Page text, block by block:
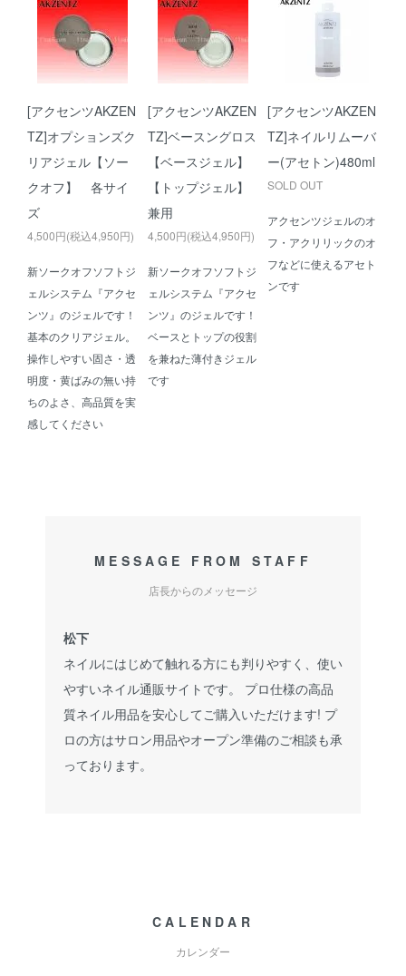
[アクセンツAKZEN
TZ]オプションズク
リアジェル【ソー
クオフ】 各サイ
ズ
4,500円(税込4,950円)
新ソークオフソフトジ
ェルシステム『アクセ
ンツ』のジェルです！
基本のクリアジェル。
操作しやすい固さ・透
明度・黄ばみの無い持
ちのよさ、高品質を実
感してください
[アクセンツAKZEN
TZ]ベースングロス
【ベースジェル】
【トップジェル】
兼用
4,500円(税込4,950円)
新ソークオフソフトジ
ェルシステム『アクセ
ンツ』のジェルです！
ベースとトップの役割
を兼ねた薄付きジェル
です
[アクセンツAKZEN
TZ]ネイルリムーバ
ー(アセトン)480ml
SOLD OUT
アクセンツジェルのオ
フ・アクリリックのオ
フなどに使えるアセト
ンです
MESSAGE FROM STAFF
店長からのメッセージ
松下
ネイルにはじめて触れる方にも判りやすく、使い
やすいネイル通販サイトです。 プロ仕様の高品
質ネイル用品を安心してご購入いただけます! プ
ロの方はサロン用品やオープン準備のご相談も承
っております。
CALENDAR
カレンダー